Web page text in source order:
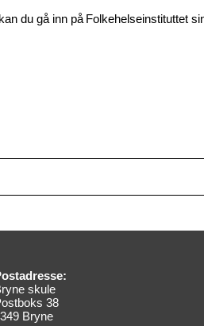
du gå inn på Folkehelseinstituttet
skule
38
Bryne